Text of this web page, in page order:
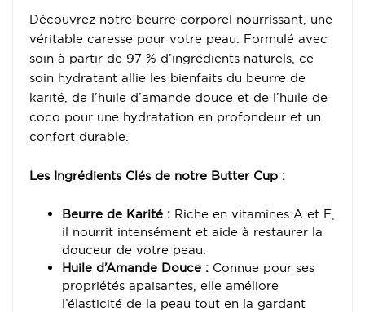
Découvrez notre beurre corporel nourrissant, une
véritable caresse pour votre peau. Formulé avec
soin à partir de 97 % d’ingrédients naturels, ce
soin hydratant allie les bienfaits du beurre de
karité, de l’huile d’amande douce et de l’huile de
coco pour une hydratation en profondeur et un
confort durable.
Les Ingrédients Clés de notre Butter Cup :
Beurre de Karité : Riche en vitamines A et E,
il nourrit intensément et aide à restaurer la
douceur de votre peau.
Huile d’Amande Douce : Connue pour ses
propriétés apaisantes, elle améliore
l’élasticité de la peau tout en la gardant